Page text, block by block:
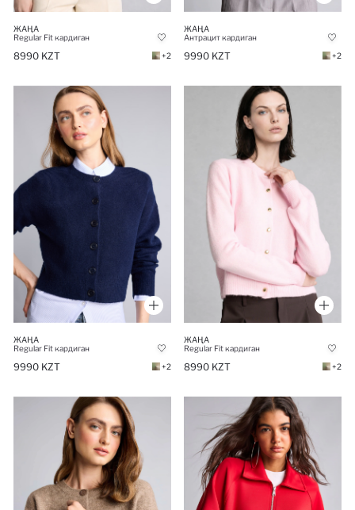
ЖАҢА
Regular Fit кардиган
8990 KZT +2
ЖАҢА
Антрацит кардиган
9990 KZT +2
ЖАҢА
Regular Fit кардиган
9990 KZT +2
ЖАҢА
Regular Fit кардиган
8990 KZT +2